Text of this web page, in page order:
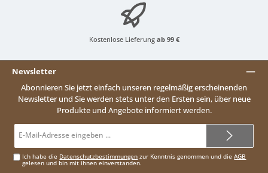
Kostenlose Lieferung ab 99 €
Newsletter
Abonnieren Sie jetzt einfach unseren regelmäßig erscheinenden
Newsletter und Sie werden stets unter den Ersten sein, über neue
Produkte und Angebote informiert werden.
Mail-
Ich habe die Datenschutzbestimmungen zur Kenntnis genommen und dieAGB
gelesen und bin mit ihnen einverstanden.